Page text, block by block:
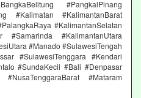
#PangkalPinang
#Kalimatan #KalimantanBarat
#KalimantanSelatan
#Samarinda #KalimantanUtara
#Manado #SulawesiTengah
#SulawesiTenggara #Kendari
#SundaKecil #Bali #Denpasar
#Mataram